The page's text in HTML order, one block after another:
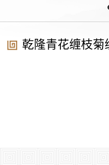
乾隆青花缠枝菊